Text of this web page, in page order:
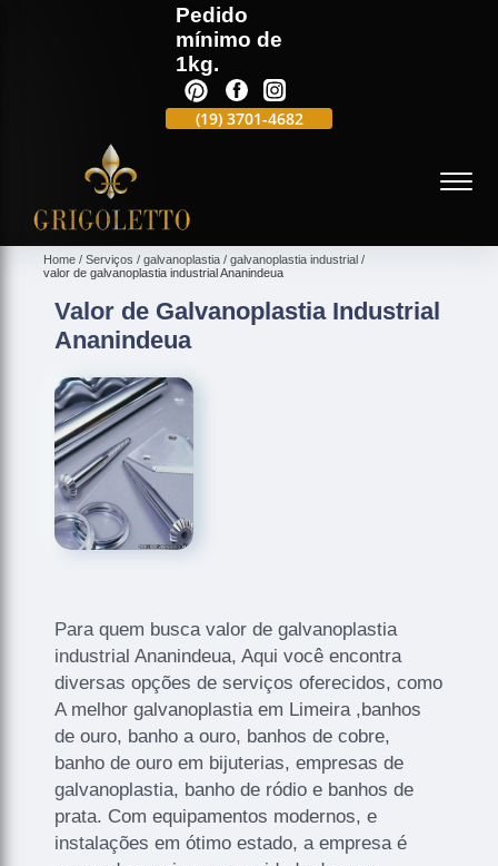
Pedido
mínimo de
1kg.
(19)3701-4682
Home Serviços galvanoplastia
galvanoplastia industrial
valor de galvanoplastia industrial Ananindeua
Valor de Galvanoplastia Industrial
Ananindeua
Para quem busca valor de galvanoplastia
industrial Ananindeua, Aqui você encontra
diversas opções de serviços oferecidos, como
A melhor galvanoplastia em Limeira ,banhos
de ouro, banho a ouro, banhos de cobre,
banho de ouro em bijuterias, empresas de
galvanoplastia, banho de ródio e banhos de
prata. Com equipamentos modernos, e
instalações em ótimo estado, a empresa é